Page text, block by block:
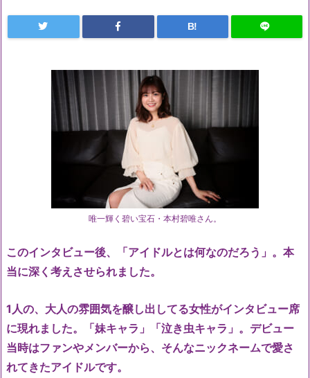
B!
唯一輝く碧い宝石・本村碧唯さん。
このインタビュー後、「アイドルとは何なのだろう」。本
当に深く考えさせられました。
1人の、大人の雰囲気を醸し出してる女性がインタビュー席
に現れました。「妹キャラ」「泣き虫キャラ」。デビュー
当時はファンやメンバーから、そんなニックネームで愛さ
れてきたアイドルです。